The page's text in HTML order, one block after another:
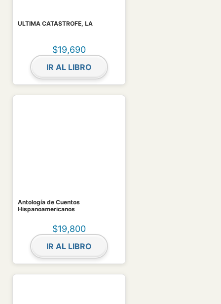
ULTIMA CATASTROFE, LA
$19,690
IR AL LIBRO
Antología de Cuentos
Hispanoamericanos
$19,800
IR AL LIBRO